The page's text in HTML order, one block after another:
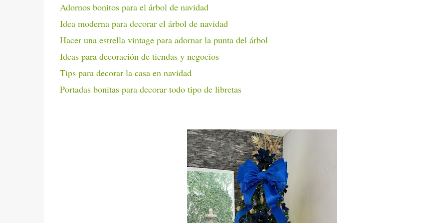
Adornos bonitos para el árbol de navidad
Idea moderna para decorar el árbol de navidad
Hacer una estrella vintage para adornar la punta del árbol
Ideas para decoración de tiendas y negocios
Tips para decorar la casa en navidad
Portadas bonitas para decorar todo tipo de libretas